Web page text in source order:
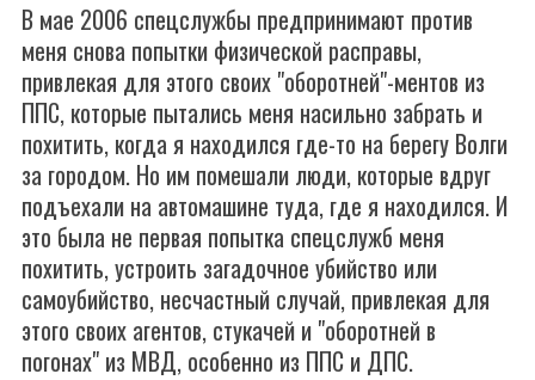
В мае 2006 спецслужбы предпринимают против
меня снова попытки физической расправы,
привлекая для этого своих "оборотней"-ментов из
ППС, которые пытались меня насильно забрать и
похитить, когда я находился где-то на берегу Волги
за городом. Но им помешали люди, которые вдруг
подъехали на автомашине туда, где я находился. И
это была не первая попытка спецслужб меня
похитить, устроить загадочное убийство или
самоубийство, несчастный случай, привлекая для
этого своих агентов, стукачей и "оборотней в
погонах" из МВД, особенно из ППС и ДПС.